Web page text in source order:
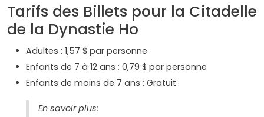
Tarifs des Billets pour la Citadelle
de la Dynastie Ho
Adultes : 1,57 $ par personne
Enfants de 7 à 12 ans : 0,79 $ par personne
Enfants de moins de 7 ans : Gratuit
En savoir plus: